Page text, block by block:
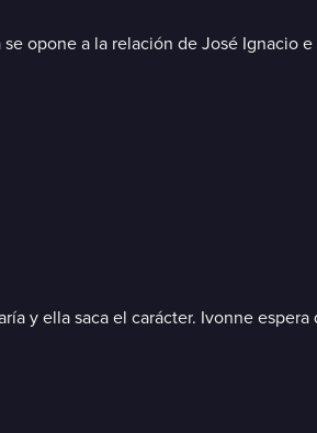
opone a la relación de José Ignacio
y ella saca el carácter. Ivonne